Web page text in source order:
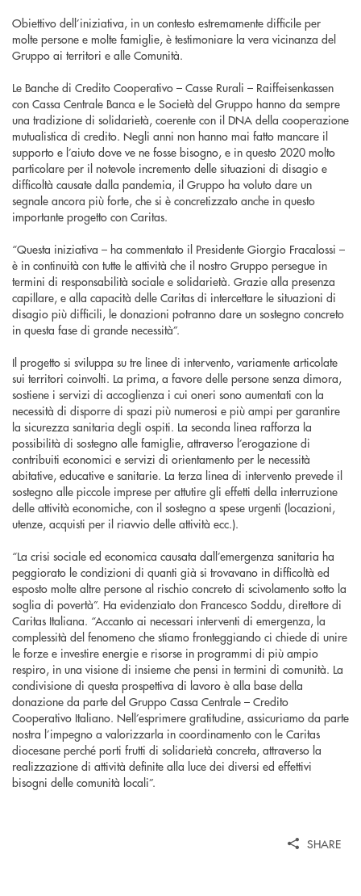
Obiettivo dell’iniziativa, in un contesto estremamente difficile per
molte persone e molte famiglie, è testimoniare la vera vicinanza del
Gruppo ai territori e alle Comunità.
Le Banche di Credito Cooperativo – Casse Rurali – Raiffeisenkassen
con Cassa Centrale Banca e le Società del Gruppo hanno da sempre
una tradizione di solidarietà, coerente con il DNA della cooperazione
mutualistica di credito. Negli anni non hanno mai fatto mancare il
supporto e l’aiuto dove ve ne fosse bisogno, e in questo 2020 molto
particolare per il notevole incremento delle situazioni di disagio e
difficoltà causate dalla pandemia, il Gruppo ha voluto dare un
segnale ancora più forte, che si è concretizzato anche in questo
importante progetto con Caritas.
“Questa iniziativa – ha commentato il Presidente Giorgio Fracalossi –
è in continuità con tutte le attività che il nostro Gruppo persegue in
termini di responsabilità sociale e solidarietà. Grazie alla presenza
capillare, e alla capacità delle Caritas di intercettare le situazioni di
disagio più difficili, le donazioni potranno dare un sostegno concreto
in questa fase di grande necessità”.
Il progetto si sviluppa su tre linee di intervento, variamente articolate
sui territori coinvolti. La prima, a favore delle persone senza dimora,
sostiene i servizi di accoglienza i cui oneri sono aumentati con la
necessità di disporre di spazi più numerosi e più ampi per garantire
la sicurezza sanitaria degli ospiti. La seconda linea rafforza la
possibilità di sostegno alle famiglie, attraverso l’erogazione di
contribuiti economici e servizi di orientamento per le necessità
abitative, educative e sanitarie. La terza linea di intervento prevede il
sostegno alle piccole imprese per attutire gli effetti della interruzione
delle attività economiche, con il sostegno a spese urgenti (locazioni,
utenze, acquisti per il riavvio delle attività ecc.).
“La crisi sociale ed economica causata dall’emergenza sanitaria ha
peggiorato le condizioni di quanti già si trovavano in difficoltà ed
esposto molte altre persone al rischio concreto di scivolamento sotto la
soglia di povertà”. Ha evidenziato don Francesco Soddu, direttore di
Caritas Italiana. “Accanto ai necessari interventi di emergenza, la
complessità del fenomeno che stiamo fronteggiando ci chiede di unire
le forze e investire energie e risorse in programmi di più ampio
respiro, in una visione di insieme che pensi in termini di comunità. La
condivisione di questa prospettiva di lavoro è alla base della
donazione da parte del Gruppo Cassa Centrale – Credito
Cooperativo Italiano. Nell’esprimere gratitudine, assicuriamo da parte
nostra l’impegno a valorizzarla in coordinamento con le Caritas
diocesane perché porti frutti di solidarietà concreta, attraverso la
realizzazione di attività definite alla luce dei diversi ed effettivi
bisogni delle comunità locali”.
SHARE